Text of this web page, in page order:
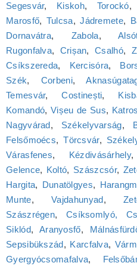
Segesvár, Kiskoh, Torockó,
Marosfő, Tulcsa,Jádremete,
Dornavátra, Zabola,
Rugonfalva, Crișan,Csalhó,
Csíkszereda, Kercisóra,
Szék, Corbeni,
Temesvár,Costinești,
Komandó, Vișeu de Sus,
Nagyvárad, Székelyvarság,
Felsőmoécs,Törcsvár,
Várasfenes, Kézdivásárhely
Gelence, Koltó, Szászcsór,
Hargita, Dunatölgyes,
Munte,Vajdahunyad,
Szászrégen, Csíksomlyó,
Siklód, Aranyosfő,
Sepsibükszád, Karcfalva,
Gyergyócsomafalva,